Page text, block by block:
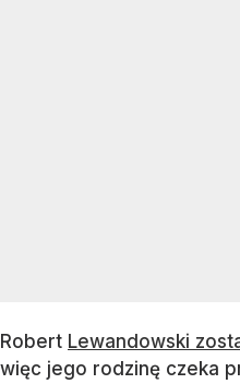
Robert Lewandowski
więc jego rodzinę czeka